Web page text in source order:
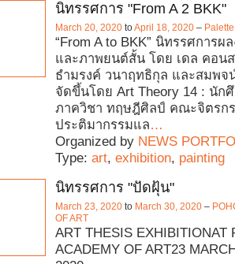
นิทรรศการ "From A 2 BKK"
March 20, 2020 toApril 18, 2020 –
“From A to BKK” นิทรรศการผ
และภาพยนต์สั้น โดย เดล คอน
ธำมรงค์ วนาฤทธิกุล และสมพจ
จัดขึ้นโดย Art Theory 14 : นั
ภาควิชา ทฤษฎีศิลป์ คณะจิตรก
ประติมากรรมแล…
Organized by NEWS
Type: art, exhibition, painting
นิทรรศการ "ปัดฝุ้น"
March 23, 2020 to March 30, 2020 –
OF ART
ART THESIS EXHIBITIONAT
ACADEMY OF ART23